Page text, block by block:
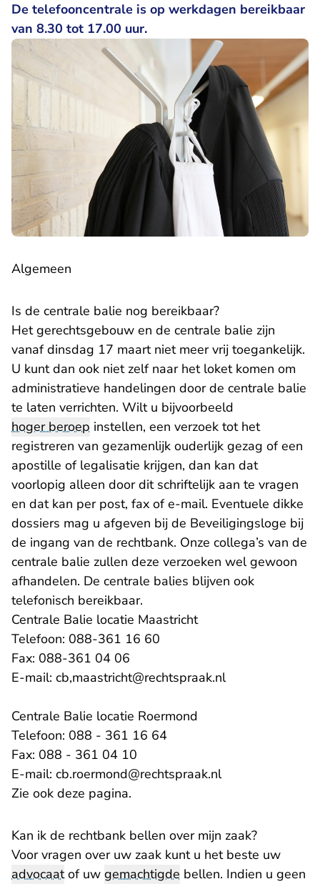
De telefooncentrale is op werkdagen bereikbaar
van 8.30 tot 17.00 uur.
Algemeen
Is de centrale balie nog bereikbaar?
Het gerechtsgebouw en de centrale balie zijn
vanaf dinsdag 17 maart niet meer vrij toegankelijk.
U kunt dan ook niet zelf naar het loket komen om
administratieve handelingen door de centrale balie
te laten verrichten. Wilt u bijvoorbeeld
hoger beroep instellen, een verzoek tot het
registreren van gezamenlijk ouderlijk gezag of een
apostille of legalisatie krijgen, dan kan dat
voorlopig alleen door dit schriftelijk aan te vragen
en dat kan per post, fax of e-mail. Eventuele dikke
dossiers mag u afgeven bij de Beveiligingsloge bij
de ingang van de rechtbank. Onze collega’s van de
centrale balie zullen deze verzoeken wel gewoon
afhandelen. De centrale balies blijven ook
telefonisch bereikbaar.
Centrale Balie locatie Maastricht
Telefoon: 088-361 16 60
Fax: 088-361 04 06
E-mail: cb,maastricht@rechtspraak.nl
Centrale Balie locatie Roermond
Telefoon: 088 - 361 16 64
Fax: 088 - 361 04 10
E-mail: cb.roermond@rechtspraak.nl- U verlaat
Zie ook deze pagina.
Kan ik de rechtbank bellen over mijn zaak?
Voor vragen over uw zaak kunt u het beste uw
advocaatof uw gemachtigde bellen. Indien u geen